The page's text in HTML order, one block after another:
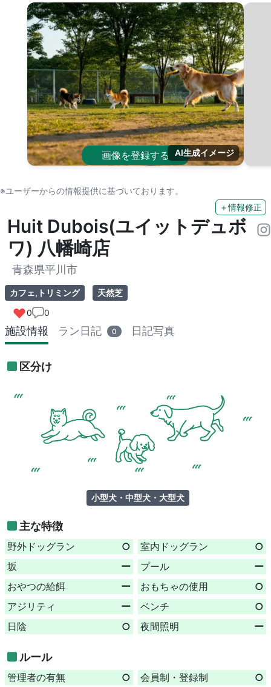
画像を登録する AI生成イメージ
※ユーザーからの情報提供に基づいております。
＋情報修正
Huit Dubois(ユイットデュボ
ワ) 八幡崎店
青森県平川市
カフェ,トリミング
天然芝
0
0
施設情報 ラン日記 0 日記写真
区分け
小型犬・中型犬・大型犬
主な特徴
野外ドッグラン ○ 室内ドッグラン
○
坂
ー プール
ー
おやつの給餌
ー おもちゃの使用
○
アジリティ
ー ベンチ
○
日陰
○ 夜間照明 ー
ルール
管理者の有無 ○ 会員制・登録制
○